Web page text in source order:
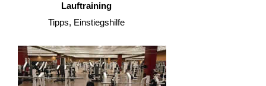
Lauftraining
Tipps, Einstiegshilfe